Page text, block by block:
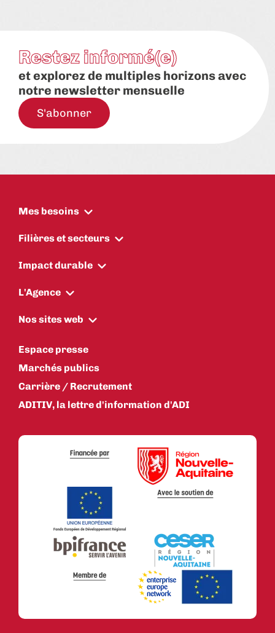
Restez informé(e)
et explorez de multiples horizons avec
notre newsletter mensuelle
S'abonner
Mes besoins
Filières et secteurs
Impact durable
L'Agence
Nos sites web
Espace presse
Marchés publics
Carrière / Recrutement
ADITIV, la lettre d'information d'ADI